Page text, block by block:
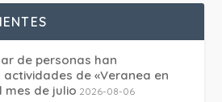
de personas han
de «Veranea en
mes de julio 2026-08-06